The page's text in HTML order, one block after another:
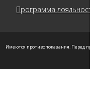
Программа
Имеются противопоказания. Перед